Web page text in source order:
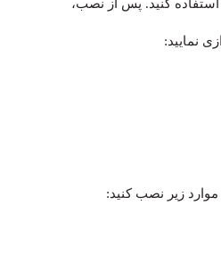
می کنیم از کانال conda-forge استفاده کنید. پس از نصب،